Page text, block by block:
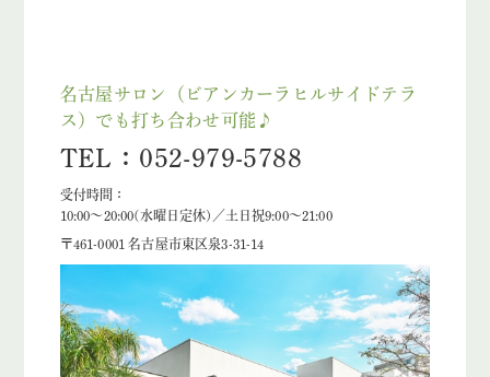
名古屋サロン（ビアンカーラヒルサイドテラ
ス）でも打ち合わせ可能♪
TEL：052-979-5788
受付時間：
10:00～20:00(水曜日定休)／土日祝9:00～21:00
〒461-0001 名古屋市東区泉3-31-14